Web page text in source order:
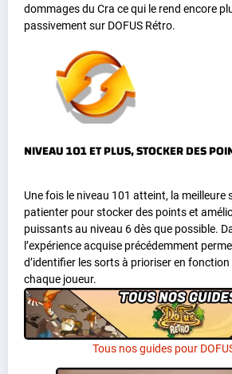
dommages du Cra ce qui le rend encore
passivement sur DOFUS Rétro.
NIVEAU 101 ET PLUS, STOCKER DES
Une fois le niveau 101 atteint, la meilleure
patienter pour stocker des points et
puissants au niveau 6 dès que possible.
l’expérience acquise précédemment
d’identifier les sorts à prioriser en fonction
chaque joueur.
Tous nos guides pour